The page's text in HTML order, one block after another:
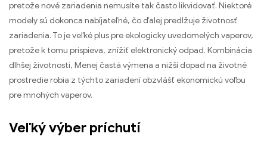
pretože nové zariadenia nemusíte tak často likvidovať. Niektoré
modely sú dokonca nabíjateľné, čo ďalej predlžuje životnosť
zariadenia. To je veľké plus pre ekologicky uvedomelých vaperov,
pretože k tomu prispieva, znížiť elektronický odpad. Kombinácia
dlhšej životnosti, Menej častá výmena a nižší dopad na životné
prostredie robia z týchto zariadení obzvlášť ekonomickú voľbu
pre mnohých vaperov.
Veľký výber príchutí